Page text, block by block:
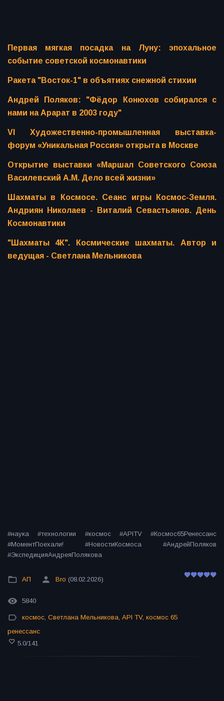
Первая мягкая посадка на Луну: эпохальное
событие советской космонавтики
Ракета "Восток-1" в объятиях снежной стихии
Андрей Поляков: "Фёдор Конюхов собирался с
нами на Арарат в 2003 году"
VI Художественно-промышленная выставка-
форум «Уникальная Россия» открыта в Москве
Открытие выставки «Маршал Советского Союза
Василевский А.М. Дело всей жизни»
Шахматы в Космосе. Сеанс игры Космос-Земля.
Андриян Николаев - Виталий Севастьянов. День
Космонавтики
"Шахматы 4К". Космические шахматы. Автор и
ведущая - Светлана Мельникова
#наука #технологии #космос #APITV #Космос65Ренессанс
#МоментПоехали! #НовостиКосмоса #АндрейПоляков
#ЭкспедицияАндреяПолякова
АП Bro (08.02.2026)
5840
космос, Светлана Мельникова, API TV, космос 65
ренессанс
5.0/141